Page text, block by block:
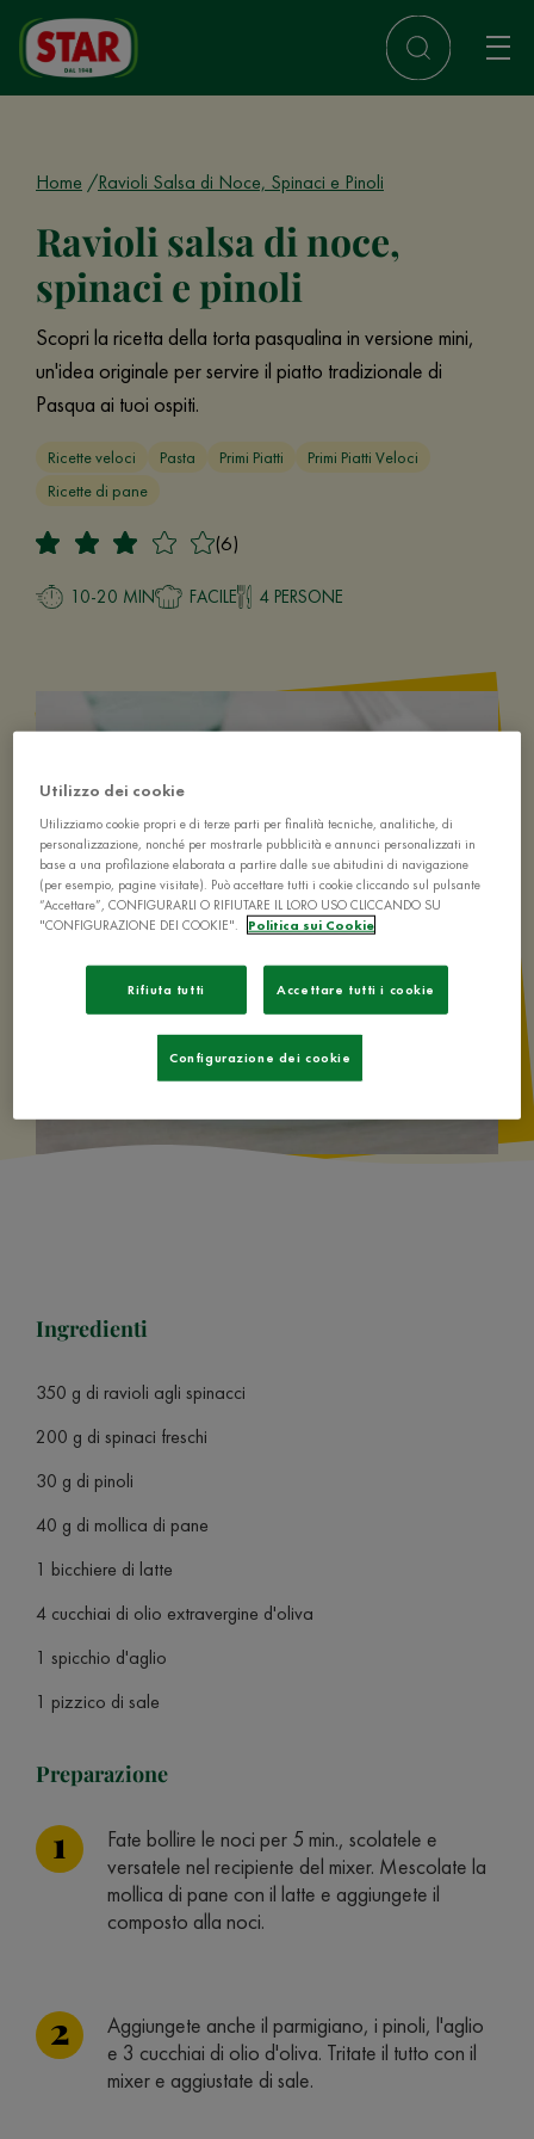
Home Ravioli Salsa di Noce, Spinaci e Pinoli
Ravioli salsa di noce,
spinaci e pinoli
Scopri la ricetta della torta pasqualina in versione mini,
un'idea originale per servire il piatto tradizionale di
Pasqua ai tuoi ospiti.
Ricette veloci Pasta Primi Piatti
Primi Piatti Veloci
Ricette di pane
(6)
10-20 MIN FACILE 4 PERSONE
Ingredienti
350 g di ravioli agli spinacci
200 g di spinaci freschi
30 g di pinoli
40 g di mollica di pane
1 bicchiere di latte
4 cucchiai di olio extravergine d'oliva
1 spicchio d'aglio
1 pizzico di sale
Preparazione
Fate bollire le noci per 5 min., scolatele e
versatele nel recipiente del mixer. Mescolate la
mollica di pane con il latte e aggiungete il
composto alla noci.
Aggiungete anche il parmigiano, i pinoli, l'aglio
e 3 cucchiai di olio d'oliva. Tritate il tutto con il
mixer e aggiustate di sale.
Utilizzo dei cookie
Utilizziamo cookie propri e di terze parti per finalità tecniche, analitiche, di
personalizzazione, nonché per mostrarle pubblicità e annunci personalizzati in
base a una profilazione elaborata a partire dalle sue abitudini di navigazione
(per esempio, pagine visitate). Può accettare tutti i cookie cliccando sul pulsante
“Accettare”, CONFIGURARLI O RIFIUTARE IL LORO USO CLICCANDO SU
"CONFIGURAZIONE DEI COOKIE".
Politica sui Cookie
Rifiuta tutti Accettare tutti i cookie
Configurazione dei cookie